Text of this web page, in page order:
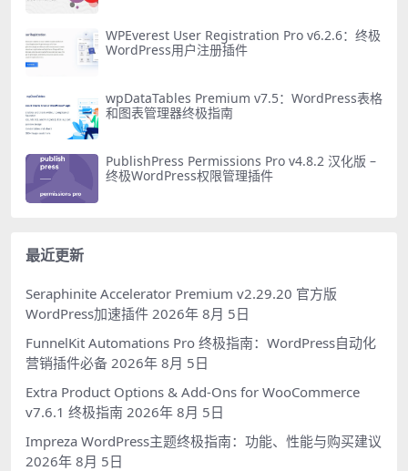
WPEverest User Registration Pro v6.2.6：终极
WordPress用户注册插件
wpDataTables Premium v7.5：WordPress表格
和图表管理器终极指南
PublishPress Permissions Pro v4.8.2 汉化版 –
终极WordPress权限管理插件
最近更新
Seraphinite Accelerator Premium v2.29.20 官方版
WordPress加速插件 2026年 8月 5日
FunnelKit Automations Pro 终极指南：WordPress自动化
营销插件必备 2026年 8月 5日
Extra Product Options & Add-Ons for WooCommerce
v7.6.1 终极指南 2026年 8月 5日
Impreza WordPress主题终极指南：功能、性能与购买建议
2026年 8月 5日